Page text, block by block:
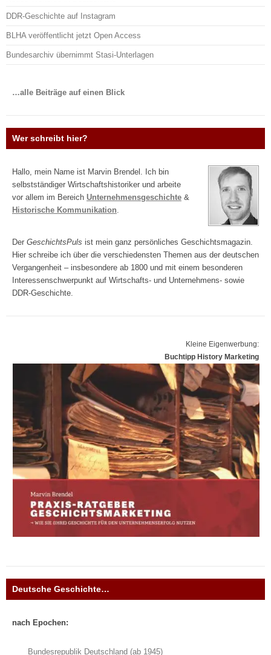
DDR-Geschichte auf Instagram
BLHA veröffentlicht jetzt Open Access
Bundesarchiv übernimmt Stasi-Unterlagen
…alle Beiträge auf einen Blick
Wer schreibt hier?
Hallo, mein Name ist Marvin Brendel. Ich bin
selbstständiger Wirtschaftshistoriker und arbeite
vor allem im Bereich Unternehmensgeschichte &
Historische Kommunikation
Der GeschichtsPuls ist mein ganz persönliches Geschichtsmagazin.
Hier schreibe ich über die verschiedensten Themen aus der deutschen
Vergangenheit – insbesondere ab 1800 und mit einem besonderen
Interessenschwerpunkt auf Wirtschafts- und Unternehmens- sowie
DDR-Geschichte.
Kleine Eigenwerbung:
Buchtipp History Marketing
Deutsche Geschichte…
nach Epochen:
Bundesrepublik Deutschland (ab 1945)